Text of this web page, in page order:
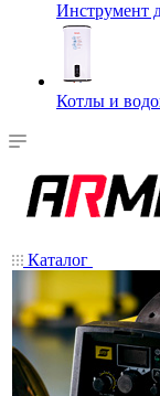
Инструмент
Котлы и
Каталог